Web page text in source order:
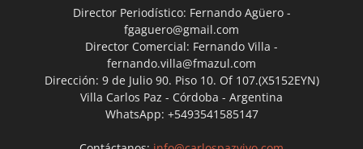
Director Periodístico: Fernando Agüero -
fgaguero@gmail.com
Director Comercial: Fernando Villa -
fernando.villa@fmazul.com
Dirección: 9 de Julio 90. Piso 10. Of 107.(X5152EYN)
Villa Carlos Paz - Córdoba - Argentina
WhatsApp: +5493541585147